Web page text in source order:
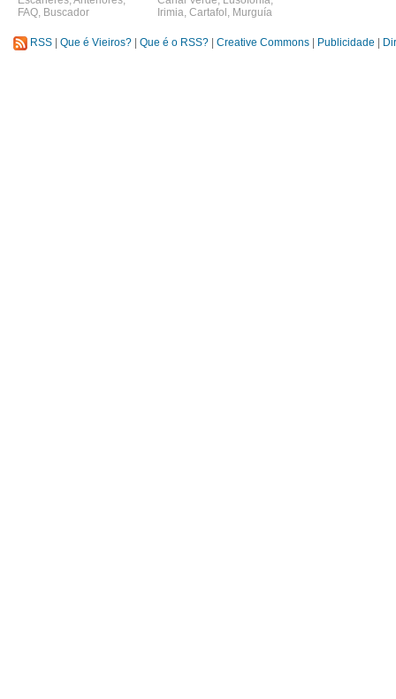
FAQ, Buscador
Irimia, Cartafol , Murguía
RSS Que é Vieiros? Que é o RSS? Creative Commons Publicidade